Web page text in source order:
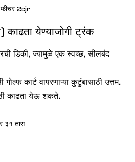
काढता येण्याजोगी ट्रंक
डिकी, ज्यामुळे एक स्वच्छ, सीलबंद
गोल्फ कार्ट वापरणाऱ्या कुटुंबासाठी उत्तम.
काढता येऊ शकते.